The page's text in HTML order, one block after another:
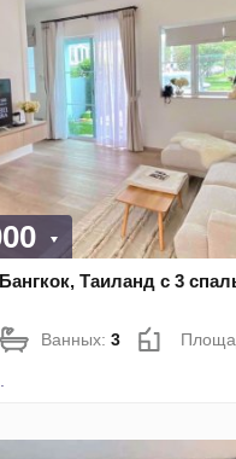
Таиланд с 3
Ванных:3